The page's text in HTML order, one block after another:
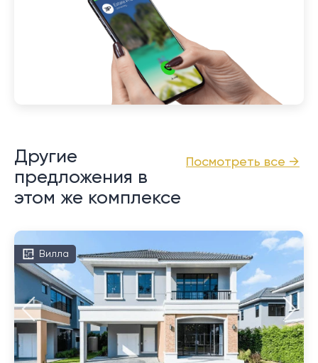
Посмотреть все →
Другие
предложения в
этом же комплексе
Вилла